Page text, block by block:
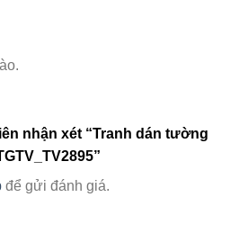
nhận xét “Tranh dán tường
để gửi đánh giá.